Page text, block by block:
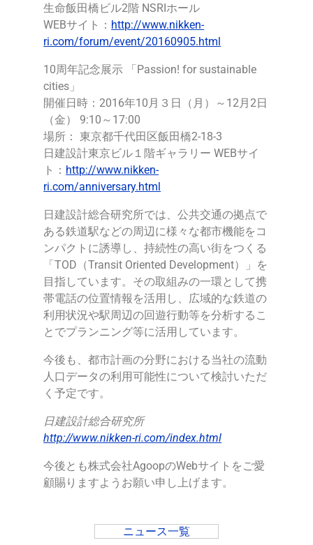
生命飯田橋ビル2階 NSRIホール
WEBサイト： http://www.nikken-
ri.com/forum/event/20160905.html
10周年記念展示 「Passion! for sustainable
cities」
開催日時：2016年10月３日（月）～12月2日
（金） 9:10～17:00
場所： 東京都千代田区飯田橋2-18-3
日建設計東京ビル１階ギャラリー WEBサイ
ト： http://www.nikken-
ri.com/anniversary.html
日建設計総合研究所では、公共交通の拠点で
ある鉄道駅などの周辺に様々な都市機能をコ
ンパクトに誘導し、持続性の高い街をつくる
「TOD（Transit Oriented Development）」を
目指しています。その取組みの一環として携
帯電話の位置情報を活用し、広域的な鉄道の
利用状況や駅周辺の回遊行動等を分析するこ
とでプランニング等に活用しています。
今後も、都市計画の分野における当社の流動
人口データの利用可能性について検討いただ
く予定です。
日建設計総合研究所
http://www.nikken-ri.com/index.html
今後とも株式会社AgoopのWebサイトをご愛
顧賜りますようお願い申し上げます。
ニュース一覧